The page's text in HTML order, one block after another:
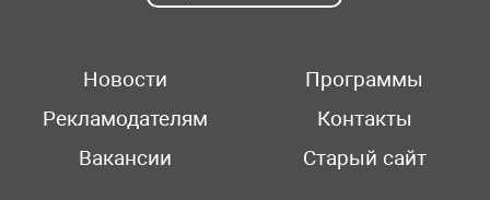
Новости
Программы
Рекламодателям
Контакты
Вакансии
Старый сайт